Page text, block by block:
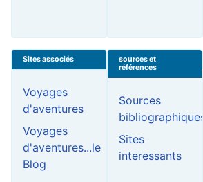
Sites associés
Voyages
d'aventures
Voyages
d'aventures...le
Blog
sources et
références
Sources
bibliographiques
Sites
interessants